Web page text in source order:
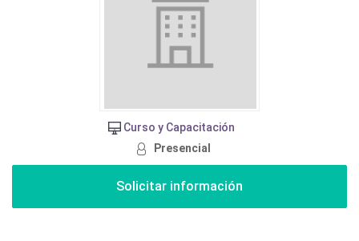
Curso y Capacitación
Presencial